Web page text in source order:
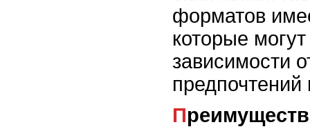
форматов
которые
зависимости
предпочтений